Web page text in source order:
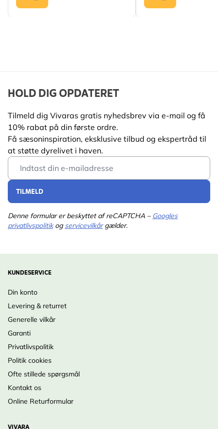
HOLD DIG OPDATERET
Tilmeld dig Vivaras gratis nyhedsbrev via e-mail og få
10% rabat på din første ordre.
Få sæsoninspiration, eksklusive tilbud og ekspertråd til
at støtte dyrelivet i haven.
Email Address
TILMELD
Denne formular er beskyttet af reCAPTCHA – Googles
privatlivspolitikog servicevilkårgælder.
KUNDESERVICE
Din konto
Levering & returret
Generelle vilkår
Garanti
Privatlivspolitik
Politik cookies
Ofte stillede spørgsmål
Kontakt os
Online Returformular